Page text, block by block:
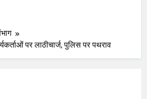
पर लाठीचार्ज, पुलिस पर पथराव